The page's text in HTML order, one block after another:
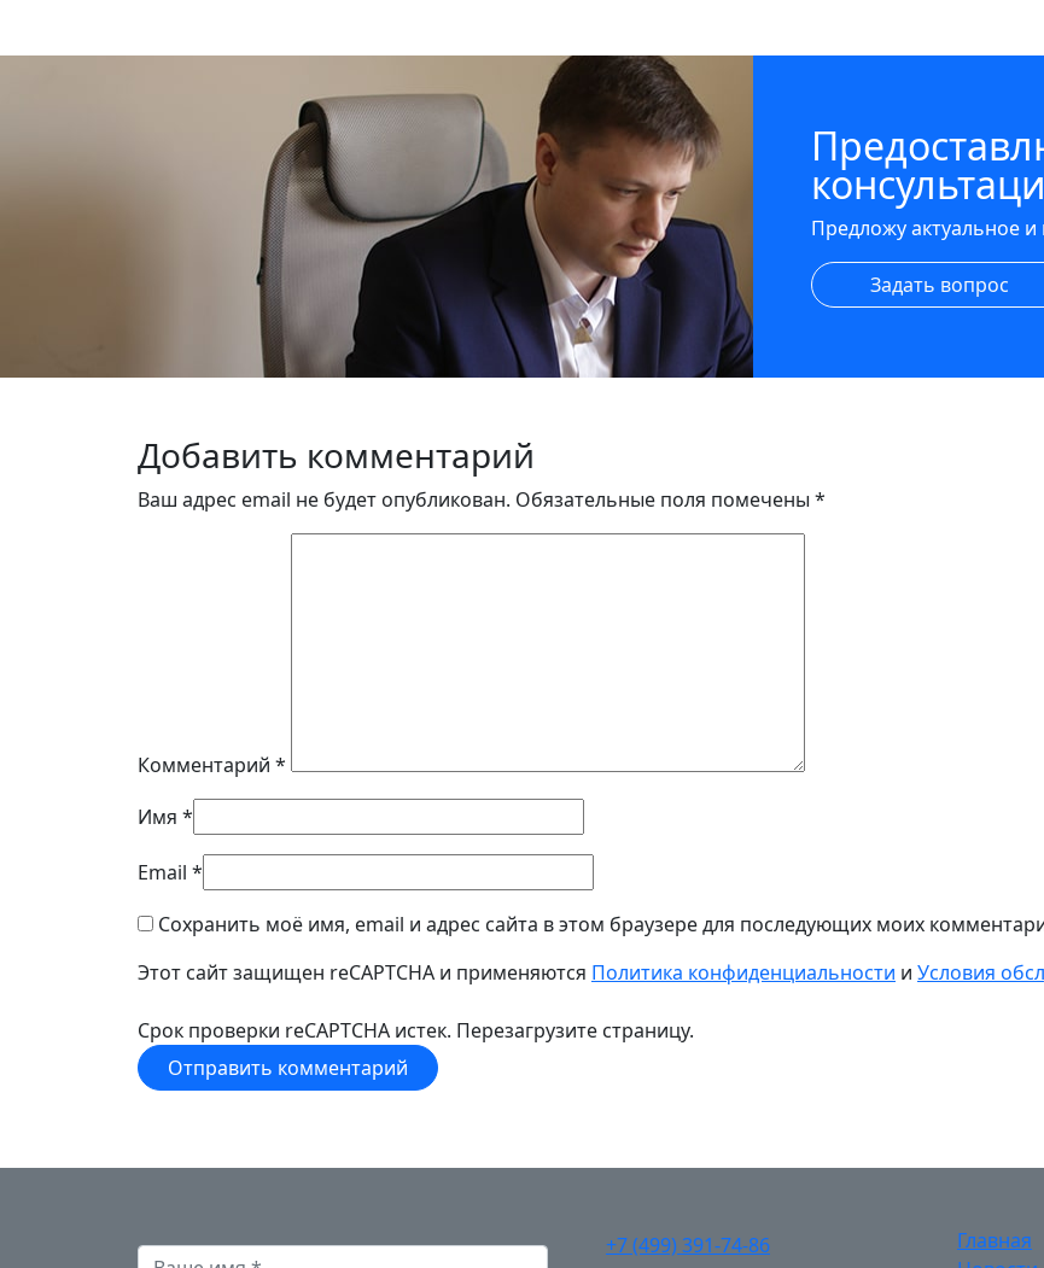
Предложу актуальное
Задать вопрос
Добавить комментарий
Ваш адрес email не будет опубликован. Обязательные поля помечены *
Комментарий *
Имя *
Email *
Сохранить моё имя, email и адрес сайта в этом браузере для последующих моих
Этот сайт защищен reCAPTCHA и применяются Политика конфиденциальности и Условия
Срок проверки reCAPTCHA истек. Перезагрузите страницу.
+7 (499) 391-74-86
Главная